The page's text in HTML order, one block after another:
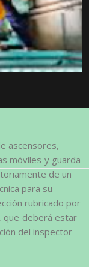
ascensores,
móviles y guarda
de un
para su
rubricado por
que deberá estar
del inspector